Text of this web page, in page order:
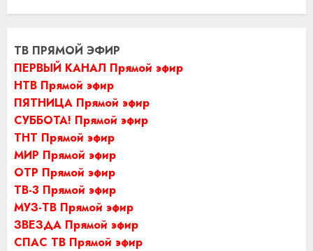
ТВ ПРЯМОЙ ЭФИР
ПЕРВЫЙ КАНАЛ Прямой эфир
НТВ Прямой эфир
ПЯТНИЦА Прямой эфир
СУББОТА! Прямой эфир
ТНТ Прямой эфир
МИР Прямой эфир
ОТР Прямой эфир
ТВ-3 Прямой эфир
МУЗ-ТВ Прямой эфир
ЗВЕЗДА Прямой эфир
СПАС ТВ Прямой эфир